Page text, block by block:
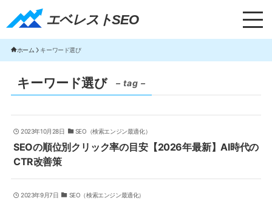
エベレストSEO
エベレストSEO｜TOP
ホーム キーワード選び
キーワード選び – tag –
2023年10月28日 SEO（検索エンジン最適化）
SEOの順位別クリック率の目安【2026年最新】AI時代の
CTR改善策
2023年9月7日 SEO（検索エンジン最適化）